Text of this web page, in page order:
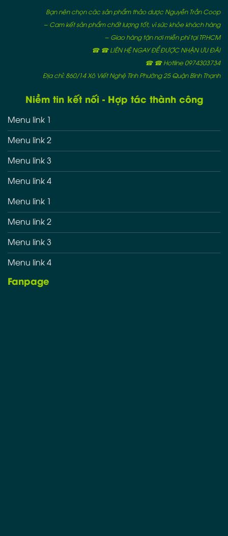
Bạn nên chọn các sản phẩm thảo dược Nguyễn Trần Coop
– Cam kết sản phẩm chất lượng tốt, vì sức khỏe khách hàng
– Giao hàng tận nơi miễn phí tại TP.HCM
☎ ☎ LIÊN HỆ NGAY ĐỂ ĐƯỢC NHẬN ƯU ĐÃI
☎ ☎ Hotline 0974303734
Địa chỉ: 860/14 Xô Viết Nghệ Tĩnh Phường 25 Quận Bình Thạnh
Niềm tin kết nối - Hợp tác thành công
Menu link 1
Menu link 2
Menu link 3
Menu link 4
Menu link 1
Menu link 2
Menu link 3
Menu link 4
Fanpage